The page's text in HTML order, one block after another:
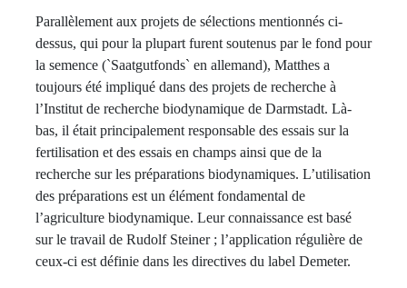
Parallèlement aux projets de sélections mentionnés ci-
dessus, qui pour la plupart furent soutenus par le fond pour
la semence (`Saatgutfonds` en allemand), Matthes a
toujours été impliqué dans des projets de recherche à
l’Institut de recherche biodynamique de Darmstadt. Là-
bas, il était principalement responsable des essais sur la
fertilisation et des essais en champs ainsi que de la
recherche sur les préparations biodynamiques. L’utilisation
des préparations est un élément fondamental de
l’agriculture biodynamique. Leur connaissance est basé
sur le travail de Rudolf Steiner ; l’application régulière de
ceux-ci est définie dans les directives du label Demeter.